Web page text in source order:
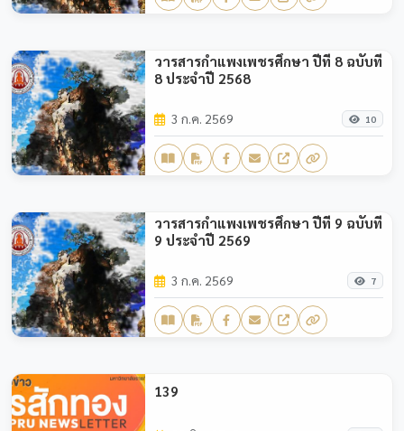
วารสารกำแพงเพชรศึกษา ปีที่ 8 ฉบับที่
8 ประจำปี 2568
3 ก.ค. 2569 10
วารสารกำแพงเพชรศึกษา ปีที่ 9 ฉบับที่
9 ประจำปี 2569
3 ก.ค. 2569 7
139